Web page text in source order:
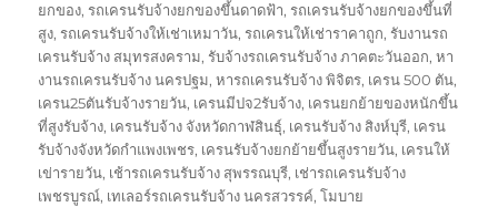
ยกของ,รถเครนรับจ้างยกของขึ้นดาดฟ้า,รถเครนรับจ้างยกของขึ้นที่
สูง,รถเครนรับจ้างให้เช่าเหมาวัน,รถเครนให้เช่าราคาถูก,รับงานรถ
เครนรับจ้าง สมุทรสงคราม,รับจ้างรถเครนรับจ้าง ภาคตะวันออก,หา
งานรถเครนรับจ้าง นครปฐม,หารถเครนรับจ้าง พิจิตร, เครน 500 ตัน,
เครน25ตันรับจ้างรายวัน, เครนมีปจ2รับจ้าง, เครนยกย้ายของหนักขึ้น
ที่สูงรับจ้าง, เครนรับจ้าง จังหวัดกาฬสินธุ์, เครนรับจ้าง สิงห์บุรี, เครน
รับจ้างจังหวัดกำแพงเพชร, เครนรับจ้างยกย้ายขึ้นสูงรายวัน, เครนให้
เข่ารายวัน, เช้ารถเครนรับจ้าง สุพรรณบุรี, เช่ารถเครนรับจ้าง
เพชรบูรณ์, เทเลอร์รถเครนรับจ้าง นครสวรรค์,โมบาย